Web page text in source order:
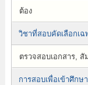
ต้อง
วิชาที่สอบคัดเลือกเ
ตรวจสอบเอกสาร,
การสอบเพื่อเข้าศึก